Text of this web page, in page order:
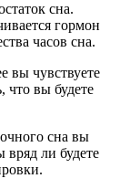
сна.
гормон
часов сна.
вы чувствуете
вы будете
сна вы
вряд ли будете